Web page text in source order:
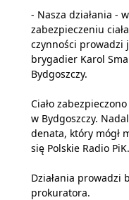
- Nasza działania -
zabezpieczeniu
czynności prowadzi
brygadier Karol
Bydgoszczy.
Ciało
w Bydgoszczy.
denata, który mógł
się Polskie Radio PiK.
Działania prowadzi
prokuratora.